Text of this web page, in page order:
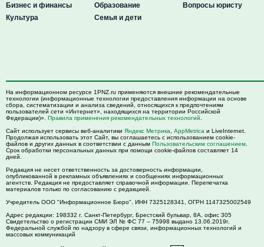
Бизнес и финансы
Культура
Образование
Семья и дети
Вопросы юристу
На информационном ресурсе 1PNZ.ru применяются внешние рекомендательные
технологии (информационные технологии предоставления информации на основе
сбора, систематизации и анализа сведений, относящихся к предпочтениям
пользователей сети «Интернет», находящихся на территории Российской
Федерации)». Правила применения рекомендательных технологий
Сайт использует сервисы веб-аналитики Яндекс Метрика AppMetrica и LiveInternet.
Продолжая использовать этот Сайт, вы соглашаетесь с использованием cookie-
файлов и других данных в соответствии с данным Пользовательским соглашением
Срок обработки персональных данных при помощи cookie-файлов составляет 14
дней.
Редакция не несет ответственность за достоверность информации,
опубликованной в рекламных объявлениях и сообщениях информационных
агентств. Редакция не предоставляет справочной информации. Перепечатка
материалов только по согласованию с редакцией.
Учредитель ООО "Информационное Бюро". ИНН 7325128341, ОГРН 1147325002549
Адрес редакции: 198332 г. Санкт-Петербург, Брестский бульвар, 8А, офис 305
Свидетельство о регистрации СМИ ЭЛ № ФС 77 – 75998 выдано 13.06.2019г.
Федеральной службой по надзору в сфере связи, информационных технологий и
массовых коммуникаций